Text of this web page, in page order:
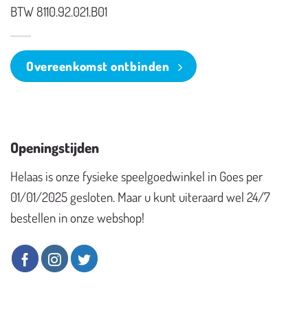
BTW 8110.92.021.B01
Overeenkomst ontbinden
Openingstijden
Helaas is onze fysieke speelgoedwinkel in Goes per
01/01/2025 gesloten. Maar u kunt uiteraard wel 24/7
bestellen in onze webshop!